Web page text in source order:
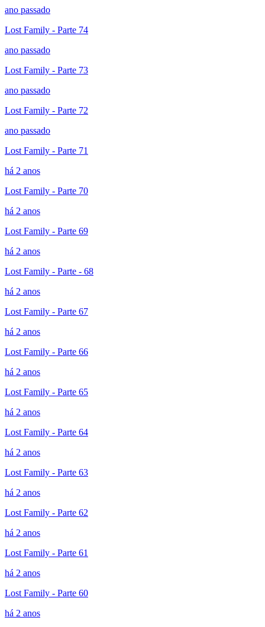
ano passado
Lost Family - Parte 74
ano passado
Lost Family - Parte 73
ano passado
Lost Family - Parte 72
ano passado
Lost Family - Parte 71
há 2 anos
Lost Family - Parte 70
há 2 anos
Lost Family - Parte 69
há 2 anos
Lost Family - Parte - 68
há 2 anos
Lost Family - Parte 67
há 2 anos
Lost Family - Parte 66
há 2 anos
Lost Family - Parte 65
há 2 anos
Lost Family - Parte 64
há 2 anos
Lost Family - Parte 63
há 2 anos
Lost Family - Parte 62
há 2 anos
Lost Family - Parte 61
há 2 anos
Lost Family - Parte 60
há 2 anos